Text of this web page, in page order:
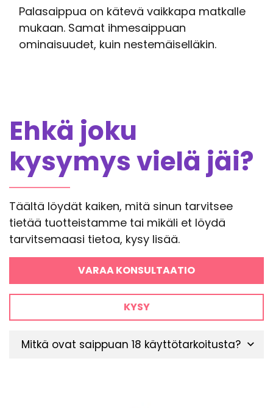
Palasaippua on kätevä vaikkapa matkalle
mukaan. Samat ihmesaippuan
ominaisuudet, kuin nestemäiselläkin.
Ehkä joku
kysymys vielä jäi?
Täältä löydät kaiken, mitä sinun tarvitsee
tietää tuotteistamme tai mikäli et löydä
tarvitsemaasi tietoa, kysy lisää.
VARAA KONSULTAATIO
KYSY
Mitkä ovat saippuan 18 käyttötarkoitusta?